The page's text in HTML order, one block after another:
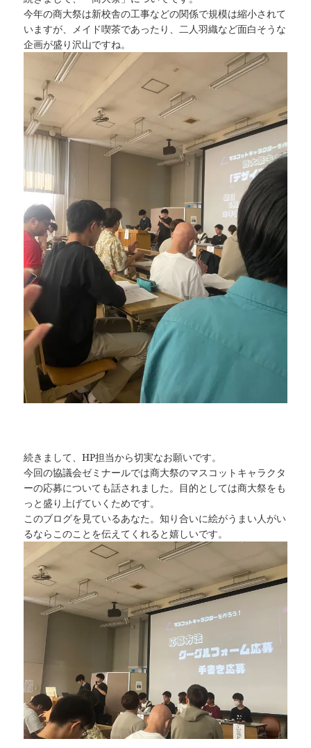
今年の商大祭は新校舎の工事などの関係で規模は縮小されて
いますが、メイド喫茶であったり、二人羽織など面白そうな
企画が盛り沢山ですね。
続きまして、HP担当から切実なお願いです。
今回の協議会ゼミナールでは商大祭のマスコットキャラクタ
ーの応募についても話されました。目的としては商大祭をも
っと盛り上げていくためです。
このブログを見ているあなた。知り合いに絵がうまい人がい
るならこのことを伝えてくれると嬉しいです。